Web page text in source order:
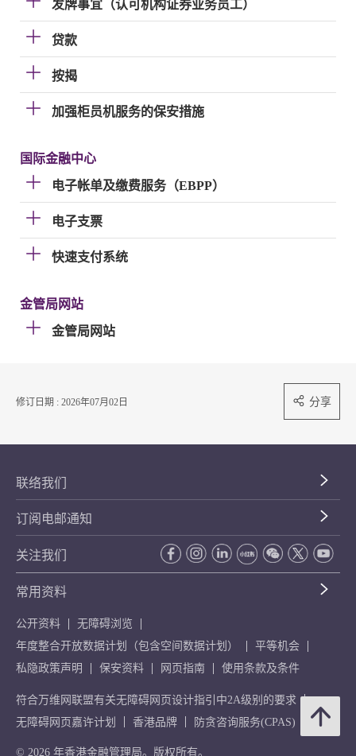
发牌事宜（认可机构证券业务员工）
贷款
按揭
加强柜员机服务的保安措施
国际金融中心
电子帐单及缴费服务（EBPP）
电子支票
快速支付系统
金管局网站
金管局网站
修订日期 : 2026年07月02日 分享
联络我们
订阅电邮通知
关注我们
常用资料
公开资料
无障碍浏览
年度整合开放数据计划（包含空间数据计划）
平等机会
私隐政策声明
保安资料 网页指南 使用条款及条件
符合万维网联盟有关无障碍网页设计指引中2A级别的要求
无障碍网页嘉许计划
香港品牌 防贪咨询服务(CPAS)
© 2026 年香港金融管理局。版权所有。